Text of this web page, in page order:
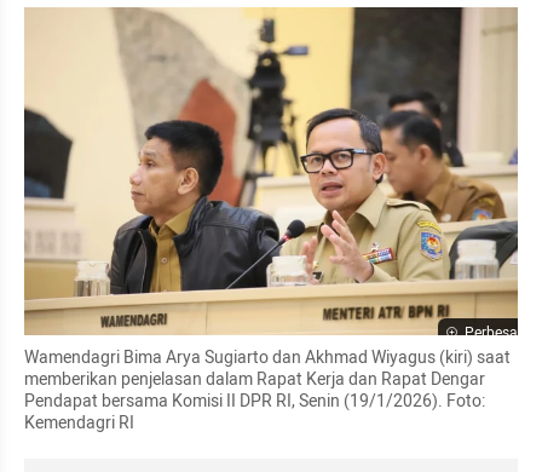
Perbesar
Wamendagri Bima Arya Sugiarto dan Akhmad Wiyagus (kiri) saat
memberikan penjelasan dalam Rapat Kerja dan Rapat Dengar
Pendapat bersama Komisi II DPR RI, Senin (19/1/2026). Foto:
Kemendagri RI